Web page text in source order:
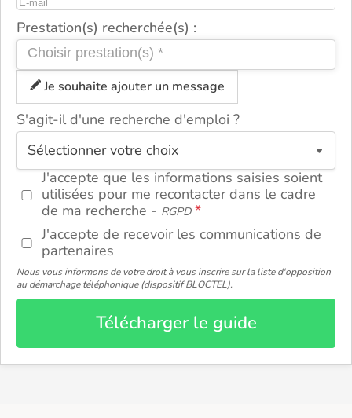
Prestation(s) recherchée(s) :
Je souhaite ajouter un message
S'agit-il d'une recherche d'emploi ?
J'accepte que les informations saisies soient
utilisées pour me recontacter dans le cadre
de ma recherche - RGPD
J'accepte de recevoir les communications de
partenaires
Nous vous informons de votre droit à vous inscrire sur la liste d'opposition
au démarchage téléphonique (dispositif BLOCTEL).
Télécharger le guide
ou